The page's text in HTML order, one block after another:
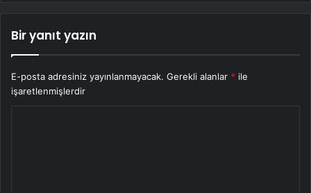
Bir yanıt yazın
E-posta adresiniz yayınlanmayacak. Gerekli alanlar * ile
işaretlenmişlerdir